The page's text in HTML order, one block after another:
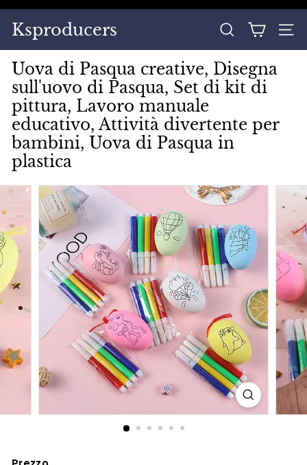
Vai
direttamente
contenuti
pausa
presentazione
Ksproducers CERCA
Uova di Pasqua creative, Disegna
sull'uovo di Pasqua, Set di kit di
pittura, Lavoro manuale
educativo, Attività divertente per
bambini, Uova di Pasqua in
plastica